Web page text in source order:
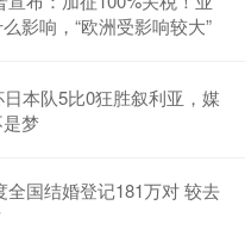
影响，“欧洲受影响较大”
本队5比0狂胜叙利亚，媒
梦
国结婚登记181万对 较去